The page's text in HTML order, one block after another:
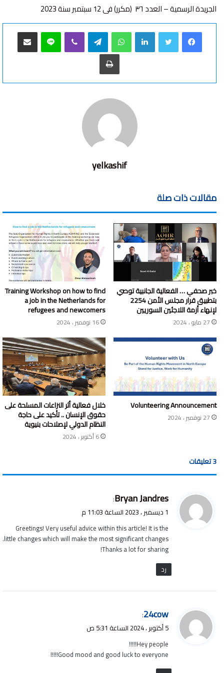
الجریدة الرسمیة – العدد ٣٦ (مكرر) فى 12 سبتمبر سنة 2023
فيسبوك لينكدإن واتساب تيلقرام لاين
طباعة
yelkashif
مقالات ذات صلة
خبر صحفي … الفعالية الجانبية توصي
بتطبيق قرار مجلس الأمن 2254
لإنهاء أزمة اللاجئين السوريين
27 مايو ، 2024
Training Workshop on how to find
a job in the Netherlands for
refugees and newcomers
16 نوفمبر ، 2024
Volunteering Announcement
27 نوفمبر ، 2024
خلال فعالية أثر النزاعات المسلحة على
حقوق الإنسان .. تأكيد على حاجة
النظام الدولي لإصلاحات بنيوية
6 أكتوبر ، 2024
‫3 تعليقات
ي
ق
ل
Bryan Jandres
:
1 ديسمبر ، 2023 الساعة 11:03 م
Greetings! Very useful advice within this article! It is the
little changes which will make the most significant changes.
Thanks a lot for sharing!
رد
ي
ق
ل
24cow
:
5 أكتوبر ، 2024 الساعة 5:31 ص
Hey people!!!!!
Good mood and good luck to everyone!!!!!